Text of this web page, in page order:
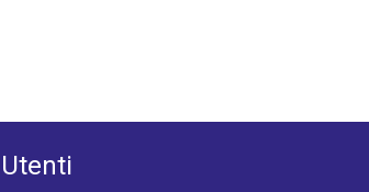
Utenti